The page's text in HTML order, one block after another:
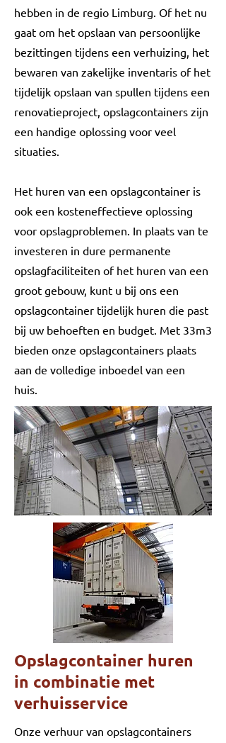
hebben in de regio Limburg. Of het nu
gaat om het opslaan van persoonlijke
bezittingen tijdens een verhuizing, het
bewaren van zakelijke inventaris of het
tijdelijk opslaan van spullen tijdens een
renovatieproject, opslagcontainers zijn
een handige oplossing voor veel
situaties.
Het huren van een opslagcontainer is
ook een kosteneffectieve oplossing
voor opslagproblemen. In plaats van te
investeren in dure permanente
opslagfaciliteiten of het huren van een
groot gebouw, kunt u bij ons een
opslagcontainer tijdelijk huren die past
bij uw behoeften en budget. Met 33m3
bieden onze opslagcontainers plaats
aan de volledige inboedel van een
huis.
Opslagcontainer huren
in combinatie met
verhuisservice
Onze verhuur van opslagcontainers